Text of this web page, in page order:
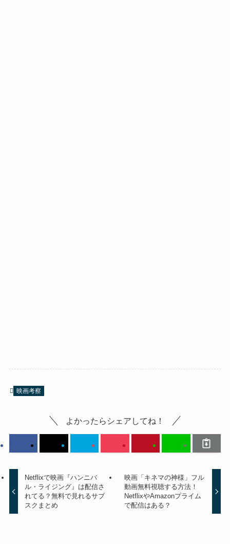
映画考察
よかったらシェアしてね！
Netflixで映画『ハンニバ
ル・ライジング』は配信さ
れてる？無料で見れるサブ
スクまとめ
映画「キネマの神様」フル
動画無料視聴する方法！
NetflixやAmazonプライム
で配信はある？